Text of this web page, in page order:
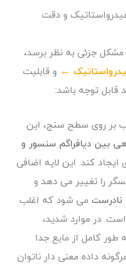
و دقت
جزئی به نظر برسد،
← و قابلیت
قابل توجه باشد:
بر روی سطح سنج، این
بین دیافراگم سنسور و
ایجاد کند. این لایه اضافی
را تغییر می دهد و
می شود که اغلب
در موارد شدید،
کامل از مایع جدا
داده معنی دار ناتوان